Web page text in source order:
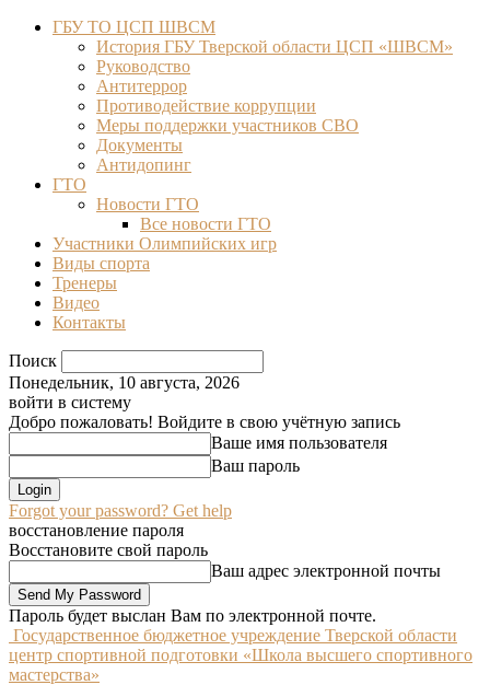
ГБУ ТО ЦСП ШВСМ
История ГБУ Тверской области ЦСП «ШВСМ»
Руководство
Антитеррор
Противодействие коррупции
Меры поддержки участников СВО
Документы
Антидопинг
ГТО
Новости ГТО
Все новости ГТО
Участники Олимпийских игр
Виды спорта
Тренеры
Видео
Контакты
Поиск
Понедельник, 10 августа, 2026
войти в систему
Добро пожаловать! Войдите в свою учётную запись
Ваше имя пользователя
Ваш пароль
Forgot your password? Get help
восстановление пароля
Восстановите свой пароль
Ваш адрес электронной почты
Пароль будет выслан Вам по электронной почте.
Государственное бюджетное учреждение Тверской области
центр спортивной подготовки «Школа высшего спортивного
мастерства»